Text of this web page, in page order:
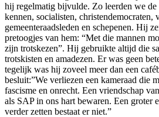
hij regelmatig bijvulde. Zo leerden we
kennen, socialisten,
gemeenteraadsleden en schepenen. Hij
pretoogjes van hem: “Met die mannen
zijn trotskezen”. Hij gebruikte altijd die
trotskisten en amadezen. Er was geen
tegelijk was hij zoveel meer dan een
besluit:”We verliezen een kameraad die
fascisme en onrecht. Een vriendschap
als SAP in ons hart bewaren. Een groter
verder zetten bestaat er niet.”